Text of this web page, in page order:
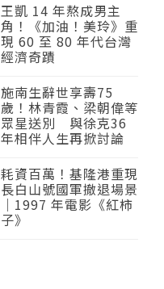
王凱 14 年熬成男主
角！《加油！美玲》重
現 60 至 80 年代台灣
經濟奇蹟
施南生辭世享壽75
歲！林青霞、梁朝偉等
眾星送別 與徐克36
年相伴人生再掀討論
耗資百萬！基隆港重現
長白山號國軍撤退場景
｜1997 年電影《紅柿
子》